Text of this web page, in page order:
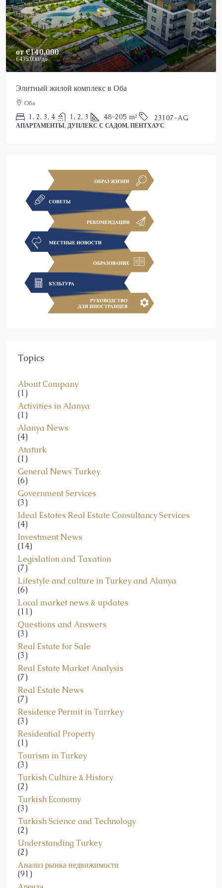
Price on Request
Роскошные апартаменты на продажу в Оба Аланья
Оба
1, 2, 3, 4 1, 2, 3 51-158 m² 26026-LI
АПАРТАМЕНТЫ, ДУПЛЕКС С САДОМ, ПЕНТХАУС
Topics
About Company
(1)
Activities in Alanya
(1)
Alanya News
(4)
Ataturk
(1)
General News Turkey
(6)
Government Services
(3)
Ideal Estates Real Estate Consultancy Services
(4)
Investment News
(14)
Legislation and Taxation
(7)
Lifestyle and culture in Turkey and Alanya
(6)
Local market news & updates
(11)
Questions and Answers
(3)
Real Estate for Sale
(3)
Real Estate Market Analysis
(7)
Real Estate News
(7)
Residence Permit in Turrkey
(3)
Residential Property
(1)
Tourism in Turkey
(3)
Turkish Culture & History
(2)
Turkish Economy
(3)
Turkish Science and Technology
(2)
Understanding Turkey
(2)
Анализ рынка недвижимости
(91)